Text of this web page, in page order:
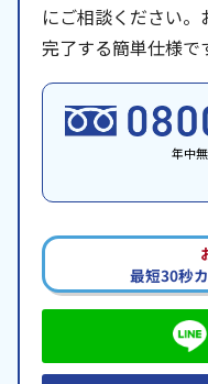
にご相談ください
完了する簡単仕様で
年中
最短30秒